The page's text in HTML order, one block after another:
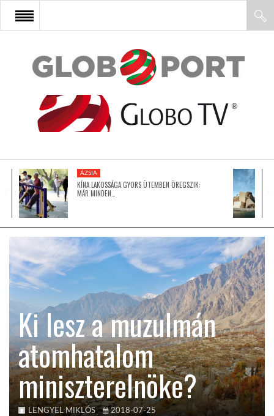
FŐOLDAL
AFRIKA
ÁZSIA
LATIN-AMERIKA
AUSZTRÁLIA
A VILÁG ITTHON
ÁZSIA
KÍNA LAKOSSÁGA GYORS ÜTEMBEN ÖREGSZIK:
MÁR MINDEN…
Ki lesz a muzulmán
atomhatalom
miniszterelnöke?
LENGYEL MIKLÓS 2018-07-25